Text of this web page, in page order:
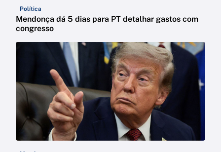
Política
Mendonça dá 5 dias para PT detalhar gastos com
congresso